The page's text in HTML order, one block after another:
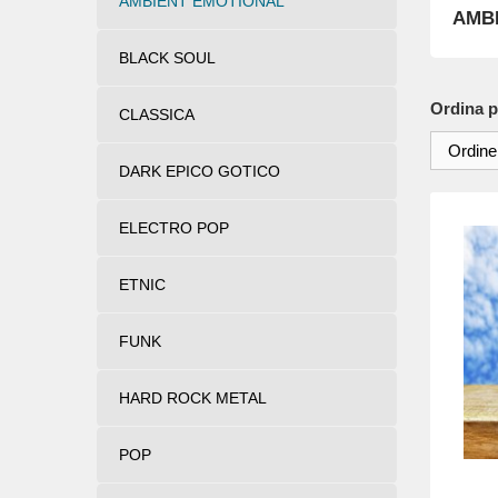
BLACK SOUL
CLASSICA
DARK EPICO GOTICO
ELECTRO POP
ETNIC
FUNK
HARD ROCK METAL
POP
Ordina